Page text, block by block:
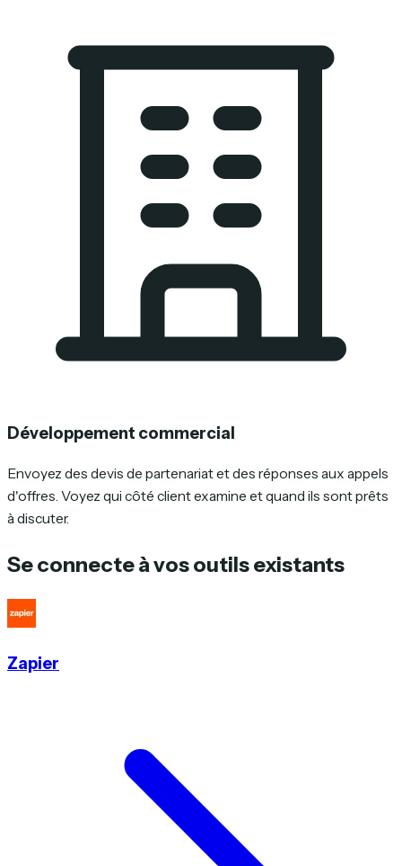
Développement commercial
Envoyez des devis de partenariat et des réponses aux appels
d'offres. Voyez qui côté client examine et quand ils sont prêts
à discuter.
Se connecte à vos outils existants
Zapier